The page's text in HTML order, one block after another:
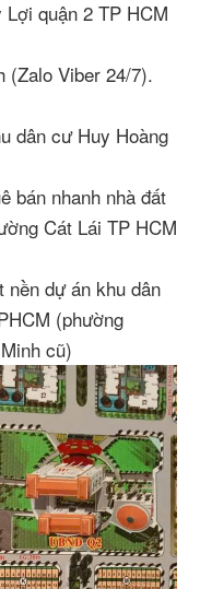
quận 2 TP HCM
(Zalo Viber 24/7).
dân cư Huy Hoàng
bán nhanh nhà đất
Cát Lái TP HCM
nền dự án khu dân
(phường
cũ)